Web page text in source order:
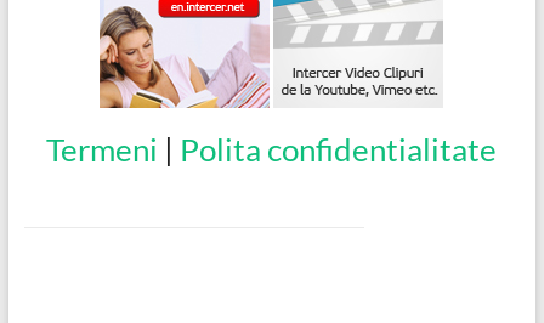
Termeni | Polita confidentialitate